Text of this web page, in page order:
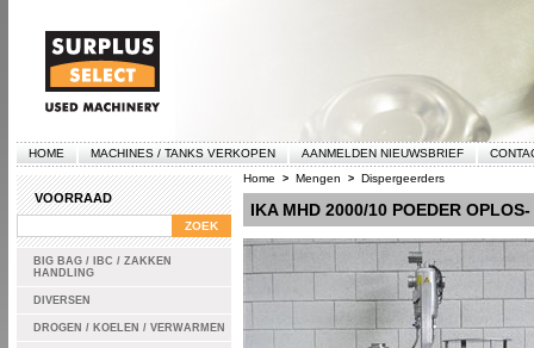
HOME MACHINES / TANKS VERKOPEN AANMELDEN NIEUWSBRIEF
VOORRAAD
BIG BAG / IBC / ZAKKEN
HANDLING
DIVERSEN
DROGEN / KOELEN / VERWARMEN
Home > Mengen > Dispergeerders
IKA MHD 2000/10 POEDER